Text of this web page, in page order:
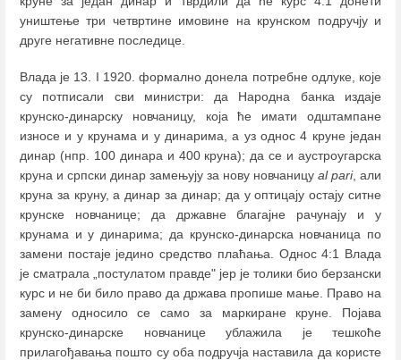
уништење три четвртине имовине на крунском подручју и
друге негативне последице.
Влада је 13. I 1920. формално донела потребне одлуке, које
су потписали сви министри: да Народна банка издаје
крунско-динарску новчаницу, која ће имати одштампане
износе и у крунама и у динарима, а уз однос 4 круне један
динар (нпр. 100 динара и 400 круна); да се и аустроугарска
круна и српски динар замењују за нову новчаницу al pari, али
круна за круну, а динар за динар; да у оптицају остају ситне
крунске новчанице; да државне благајне рачунају и у
крунама и у динарима; да крунско-динарска новчаница по
замени постаје једино средство плаћања. Однос 4:1 Влада
је сматрала „постулатом правде" јер је толики био берзански
курс и не би било право да држава пропише мање. Право на
замену односило се само за маркиране круне. Појава
крунско-динарске новчанице ублажила је тешкоће
прилагођавања пошто су оба подручја наставила да користе